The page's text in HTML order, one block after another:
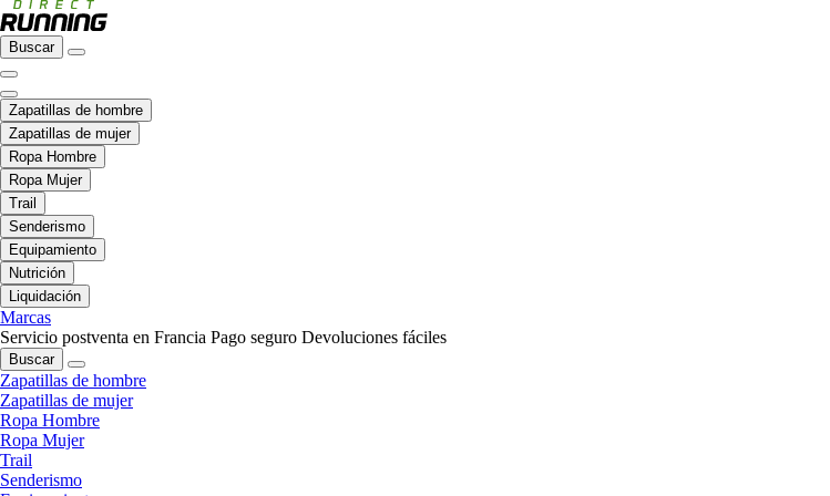
Buscar
Zapatillas de hombre
Zapatillas de mujer
Ropa Hombre
Ropa Mujer
Trail
Senderismo
Equipamiento
Nutrición
Liquidación
Marcas
Servicio postventa en Francia Pago seguro Devoluciones fáciles
Buscar
Zapatillas de hombre
Zapatillas de mujer
Ropa Hombre
Ropa Mujer
Trail
Senderismo